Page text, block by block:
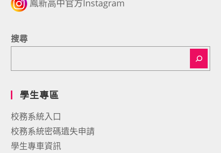
鳳新高中官方Instagram
搜尋
學生專區
校務系統入口
校務系統密碼遺失申請
學生專車資訊